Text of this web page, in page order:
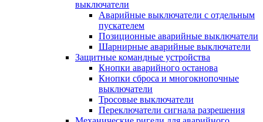
выключатели
Аварийные выключатели с отдельным
пускателем
Позиционные аварийные выключатели
Шарнирные аварийные выключатели
Защитные командные устройства
Кнопки аварийного останова
Кнопки сброса и многокнопочные
выключатели
Тросовые выключатели
Переключатели сигнала разрешения